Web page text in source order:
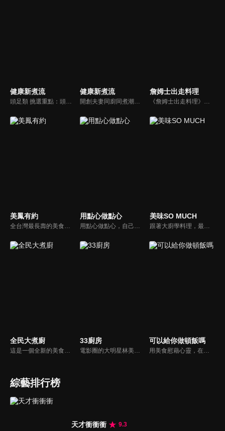
健康新煮流
頭足類 挑選重點：頭足類利用清洗時去除內臟可以降低膽固醇的攝取。挑選雙眼清澈明亮，眼球稍微凸出，肉質結實有彈性為佳。身體具透明感，觸腕或是吸盤一碰到活體就會吸附住便是新鮮的。
健康新煮流
開創夫妻同廚同煮潮流的KC夫婦，繼《健康醫食代》後，走出攝影棚，帶大家全台走透透，發掘上帝賞賜的美味食材，內容融合新加坡南洋風和客家純樸味，加上台灣獨特的閩南風情，互相激盪交織出的火花，打造出獨一無二的美食節目。
詹姆士出走料理
《詹姆士出走料理》以尋找詹姆士私廚菜單為節目主軸，為了尋找記憶中的美味料理，詹姆士將帶領大家探索市場，品嘗在地美味、尋訪料理達人，並在節目中展現特殊食材的處理方式、嘗試新的醬料或是新的料理作法，製作創意料理(料理教學)，最後在節目片尾時作出一道『詹姆士創意料理』。
美鳳有約
全台灣最長壽的美食節目《美鳯有約》魅力百分百！長達15年的播出時間，總是陪伴著許多婆婆媽媽們渡過一個輕鬆愉快的時光，精采內容您絕對不可錯過喔！
用點心做點心
用點心做點心，自己動手最開心！全台唯一以點心烘焙為主題的電視節目，邀請熱愛烘焙料理的你/妳，一起加入我們DIY各式各樣的點心。
美味SO MUCH
跟著大廚學料理，最強的料理小百科，美味SO MUCH！
全民大煮廚
這是一個全新的美食節目，將為您煮出台灣的好滋味，豐富、美味的畫面，傳遞「煮廚」對料理的用心，獨特的介紹方式，要你吃得更有創意、吃得更有趣！現今飲食已趨健康走向為主，「全民大煮廚」要用「輕食輕煙」讓你吃出健康與活力，並帶觀眾們從食材開始，想成為達人級的吃貨，走～我們從「煮」開始！
33廚房
電影圈的大明星林美秀首度跨足綜藝接主持棒，帶領駱進漢師傅以及黃景龍師傅大展廚藝與觀眾們一起美味上菜！
可以給你做頓飯嗎
用美食慰藉心靈，在飯桌上這個中國人最傳統的聊天場域打開素人物件心門；潛移默化地引出社會熱點話題，打造一檔有趣、有用、有意義的人文類真人秀。
綜藝排行榜
天才衝衝衝
9.3